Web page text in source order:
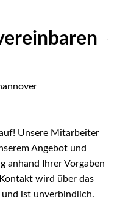
Unsere Mitarbeiter
Angebot und
anhand Ihrer Vorgaben
wird über das
ist unverbindlich.